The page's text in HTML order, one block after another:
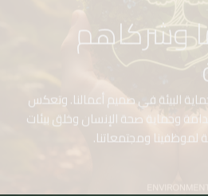
وشركاهم
البيئة في صميم أعمالنا. وتعكس
وحماية صحة الإنسان وخلق بيئات
ومجتمعاتنا.